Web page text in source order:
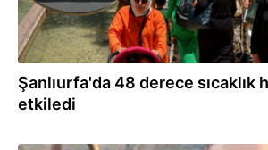
Şanlıurfa'da 48 derece sıcaklık
etkiledi